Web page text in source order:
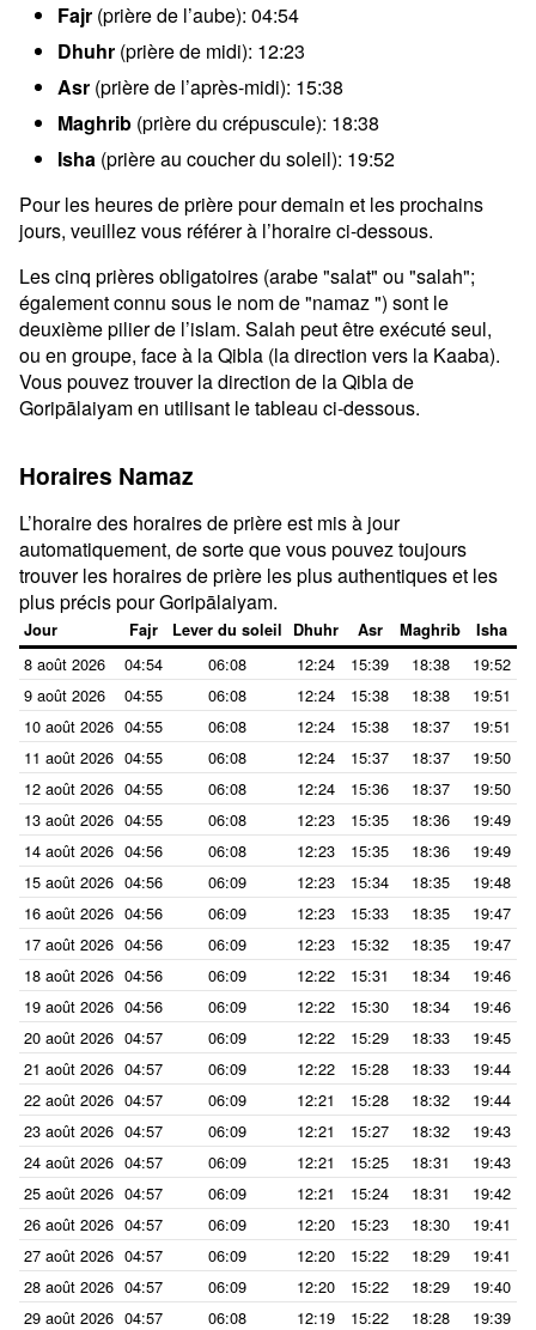
Fajr (prière de l’aube): 04:54
Dhuhr (prière de midi): 12:23
Asr (prière de l’après-midi): 15:38
Maghrib (prière du crépuscule): 18:38
Isha (prière au coucher du soleil): 19:52
Pour les heures de prière pour demain et les prochains
jours, veuillez vous référer à l’horaire ci-dessous.
Les cinq prières obligatoires (arabe "salat" ou "salah";
également connu sous le nom de "namaz ") sont le
deuxième pilier de l’islam. Salah peut être exécuté seul,
ou en groupe, face à la Qibla (la direction vers la Kaaba).
Vous pouvez trouver la direction de la Qibla de
Goripālaiyam en utilisant le tableau ci-dessous.
Horaires Namaz
L’horaire des horaires de prière est mis à jour
automatiquement, de sorte que vous pouvez toujours
trouver les horaires de prière les plus authentiques et les
plus précis pour Goripālaiyam.
Jour Fajr Lever du soleil Dhuhr Asr Maghrib Isha
8 août 2026 04:54 06:08 12:24 15:39 18:38
19:52
9 août 2026
04:55 06:08 12:24 15:38 18:38
19:51
10 août 2026 04:55 06:08 12:24 15:38 18:37
19:51
11 août 2026 04:55 06:08 12:24 15:37 18:37
19:50
12 août 2026 04:55 06:08 12:24 15:36 18:37
19:50
13 août 2026 04:55 06:08 12:23 15:35 18:36
19:49
14 août 2026 04:56 06:08 12:23 15:35 18:36
19:49
15 août 2026 04:56 06:09 12:23 15:34 18:35
19:48
16 août 2026 04:56 06:09 12:23 15:33 18:35
19:47
17 août 2026 04:56 06:09 12:23 15:32 18:35
19:47
18 août 2026 04:56 06:09 12:22 15:31 18:34
19:46
19 août 2026 04:56 06:09 12:22 15:30 18:34
19:46
20 août 2026 04:57 06:09 12:22 15:29 18:33
19:45
21 août 2026 04:57 06:09 12:22 15:28 18:33
19:44
22 août 2026 04:57 06:09 12:21 15:28 18:32
19:44
23 août 2026 04:57 06:09 12:21 15:27 18:32
19:43
24 août 2026 04:57 06:09 12:21 15:25 18:31
19:43
25 août 2026 04:57 06:09 12:21 15:24 18:31
19:42
26 août 2026 04:57 06:09 12:20 15:23 18:30
19:41
27 août 2026 04:57 06:09 12:20 15:22 18:29
19:41
28 août 2026 04:57 06:09 12:20 15:22 18:29
19:40
29 août 2026 04:57 06:08 12:19 15:22 18:28
19:39